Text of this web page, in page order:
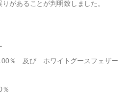
があることが判明致しました。
％ 及び ホワイトグースフェザー